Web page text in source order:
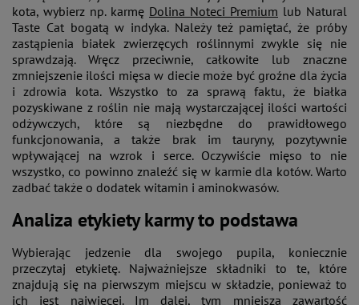
kota, wybierz np. karmę Dolina Noteci Premium lub Natural
Taste Cat bogatą w indyka. Należy też pamiętać, że próby
zastąpienia białek zwierzęcych roślinnymi zwykle się nie
sprawdzają. Wręcz przeciwnie, całkowite lub znaczne
zmniejszenie ilości mięsa w diecie może być groźne dla życia
i zdrowia kota. Wszystko to za sprawą faktu, że białka
pozyskiwane z roślin nie mają wystarczającej ilości wartości
odżywczych, które są niezbędne do prawidłowego
funkcjonowania, a także brak im tauryny, pozytywnie
wpływającej na wzrok i serce. Oczywiście mięso to nie
wszystko, co powinno znaleźć się w karmie dla kotów. Warto
zadbać także o dodatek witamin i aminokwasów.
Analiza etykiety karmy to podstawa
Wybierając jedzenie dla swojego pupila, koniecznie
przeczytaj etykietę. Najważniejsze składniki to te, które
znajdują się na pierwszym miejscu w składzie, ponieważ to
ich jest najwięcej. Im dalej, tym mniejsza zawartość